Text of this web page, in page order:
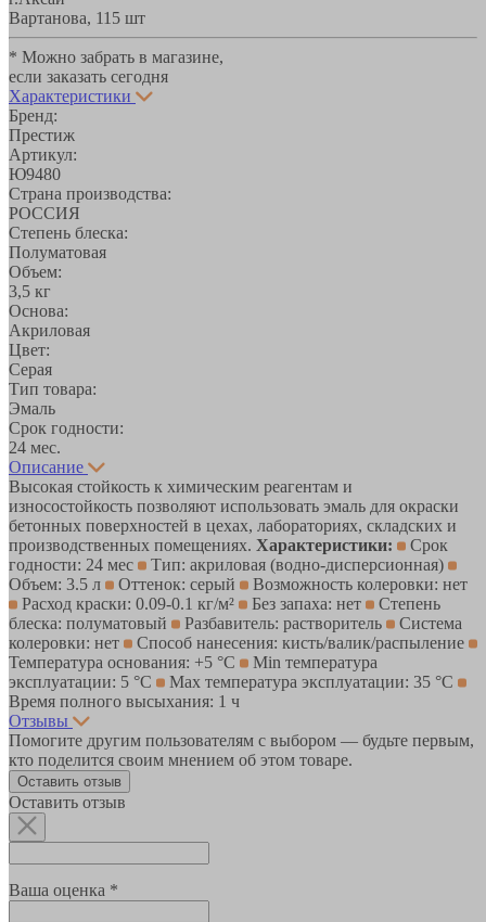
Вартанова, 11 5 шт
* Можно забрать в магазине,
если заказать сегодня
Характеристики
Бренд:
Престиж
Артикул:
Ю9480
Страна производства:
РОССИЯ
Степень блеска:
Полуматовая
Объем:
3,5 кг
Основа:
Акриловая
Цвет:
Серая
Тип товара:
Эмаль
Срок годности:
24 мес.
Описание
Высокая стойкость к химическим реагентам и
износостойкость позволяют использовать эмаль для окраски
бетонных поверхностей в цехах, лабораториях, складских и
производственных помещениях. Характеристики:
Срок
годности: 24 мес
Тип: акриловая (водно-дисперсионная)
Объем: 3.5 л
Оттенок: серый
Возможность колеровки: нет
Расход краски: 0.09-0.1 кг/м²
Без запаха: нет
Степень
блеска: полуматовый
Разбавитель: растворитель
Система
колеровки: нет
Способ нанесения: кисть/валик/распыление
Температура основания: +5 °С
Min температура
эксплуатации: 5 °С
Max температура эксплуатации: 35 °С
Время полного высыхания: 1 ч
Отзывы
Помогите другим пользователям с выбором — будьте первым,
кто поделится своим мнением об этом товаре.
Оставить отзыв
Оставить отзыв
Ваша оценка *